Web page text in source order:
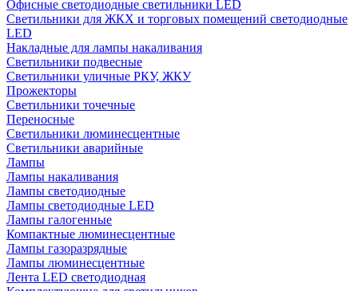
Офисные светодиодные светильники LED
Светильники для ЖКХ и торговых помещений светодиодные
LED
Накладные для лампы накаливания
Светильники подвесные
Светильники уличные РКУ, ЖКУ
Прожекторы
Cветильники точечные
Переносные
Светильники люминесцентные
Светильники аварийные
Лампы
Лампы накаливания
Лампы светодиодные
Лампы светодиодные LED
Лампы галогенные
Компактные люминесцентные
Лампы газоразрядные
Лампы люминесцентные
Лента LED светодиодная